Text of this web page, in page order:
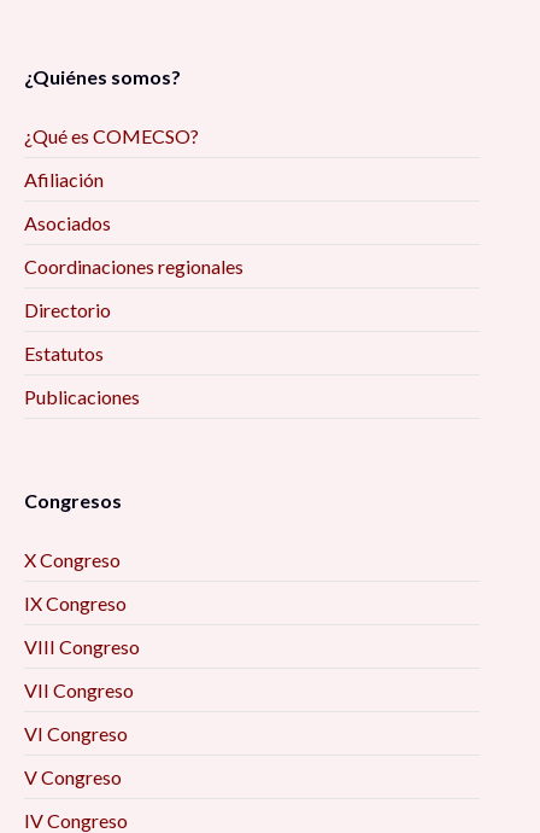
¿Quiénes somos?
¿Qué es COMECSO?
Afiliación
Asociados
Coordinaciones regionales
Directorio
Estatutos
Publicaciones
Congresos
X Congreso
IX Congreso
VIII Congreso
VII Congreso
VI Congreso
V Congreso
IV Congreso